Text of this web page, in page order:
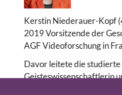
Kerstin Niederauer-Kopf
2019 Vorsitzende der
AGF Videoforschung in
Davor leitete die studierte
Geisteswissenschaftlerin